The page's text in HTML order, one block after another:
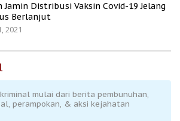
Jamin Distribusi Vaksin Covid-19 Jelang
Berlanjut
2021
mulai dari berita pembunuhan,
perampokan, & aksi kejahatan